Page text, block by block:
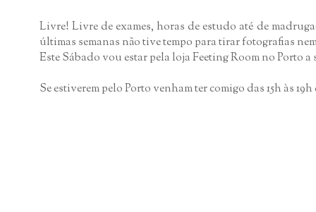
Livre! Livre de exames, horas de estudo até de
últimas semanas não tive tempo para tirar fotografias
Este Sábado vou estar pela loja Feeting Room no Porto
Se estiverem pelo Porto venham ter comigo das 15h às